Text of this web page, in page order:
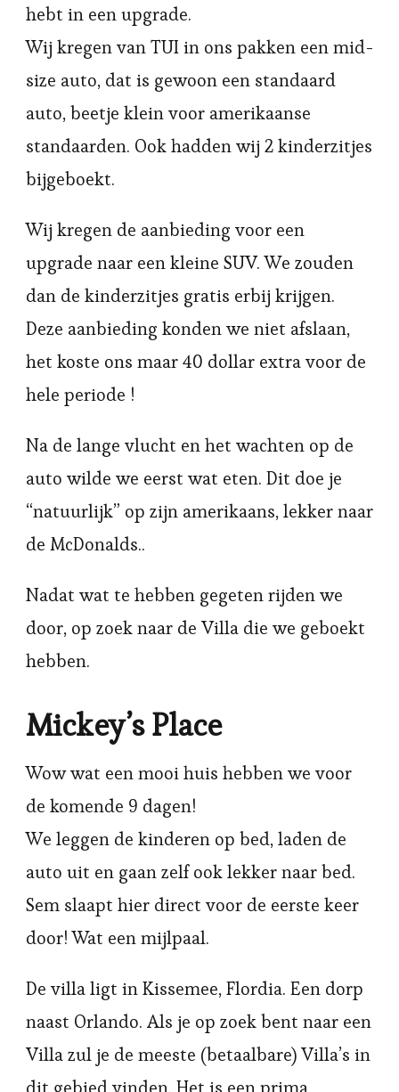
hebt in een upgrade.
Wij kregen van TUI in ons pakken een mid-
size auto, dat is gewoon een standaard
auto, beetje klein voor amerikaanse
standaarden. Ook hadden wij 2 kinderzitjes
bijgeboekt.
Wij kregen de aanbieding voor een
upgrade naar een kleine SUV. We zouden
dan de kinderzitjes gratis erbij krijgen.
Deze aanbieding konden we niet afslaan,
het koste ons maar 40 dollar extra voor de
hele periode !
Na de lange vlucht en het wachten op de
auto wilde we eerst wat eten. Dit doe je
“natuurlijk” op zijn amerikaans, lekker naar
de McDonalds..
Nadat wat te hebben gegeten rijden we
door, op zoek naar de Villa die we geboekt
hebben.
Mickey’s Place
Wow wat een mooi huis hebben we voor
de komende 9 dagen!
We leggen de kinderen op bed, laden de
auto uit en gaan zelf ook lekker naar bed.
Sem slaapt hier direct voor de eerste keer
door! Wat een mijlpaal.
De villa ligt in Kissemee, Flordia. Een dorp
naast Orlando. Als je op zoek bent naar een
Villa zul je de meeste (betaalbare) Villa’s in